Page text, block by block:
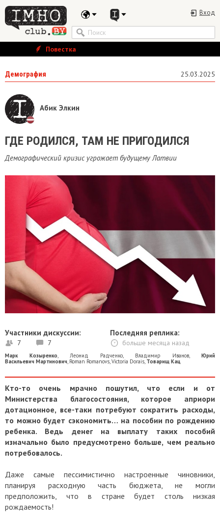
Вход
Повестка
Демография 25.03.2025
Абик Элкин
​ГДЕ РОДИЛСЯ, ТАМ НЕ ПРИГОДИЛСЯ
Демографический кризис угрожает будущему Латвии
Участники дискуссии:
7 7
Последняя реплика:
больше месяца назад
Марк Козыренко Леонид Радченко Владимир Иванов
Юрий
Васильевич Мартинович Roman Romanovs Victoria Dorais Товарищ Кац
Кто-то очень мрачно пошутил, что если и от
Министерства благосостояния, которое априори
дотационное, все-таки потребуют сократить расходы,
то можно будет сэкономить… на пособии по рождению
ребенка. Ведь денег на выплату таких пособий
изначально было предусмотрено больше, чем реально
потребовалось.
Даже самые пессимистично настроенные чиновники,
планируя расходную часть бюджета, не могли
предположить, что в стране будет столь низкая
рождаемость!